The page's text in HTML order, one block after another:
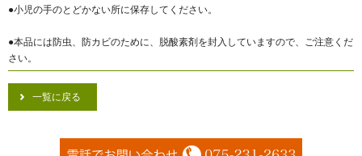
●小児の手のとどかない所に保存してください。
●本品には防虫、防カビのために、脱酸素剤を封入していますので、ご注意くだ
さい。
一覧に戻る